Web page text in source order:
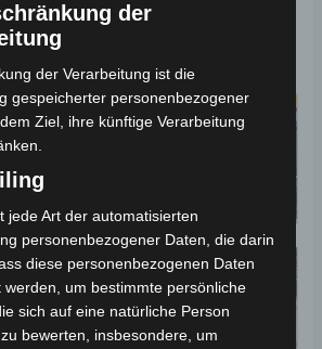
motors.de/qualitaet-und-
bei-volta-motors/
der
der Verarbeitung ist die
gespeicherter personenbezogener
Ziel, ihre künftige Verarbeitung
jede Art der automatisierten
personenbezogener Daten, die darin
diese personenbezogenen Daten
werden, um bestimmte persönliche
sich auf eine natürliche Person
bewerten, insbesondere, um